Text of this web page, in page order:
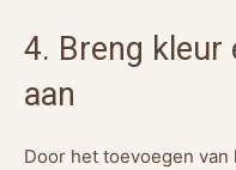
4. Breng kleur
aan
Door het toevoegen